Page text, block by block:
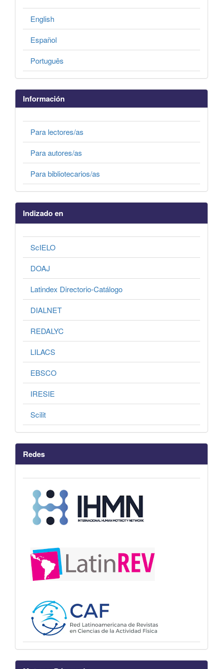
English
Español
Português
Información
Para lectores/as
Para autores/as
Para bibliotecarios/as
Indizado en
ScIELO
DOAJ
Latindex Directorio-Catálogo
DIALNET
REDALYC
LILACS
EBSCO
IRESIE
Scilit
Redes